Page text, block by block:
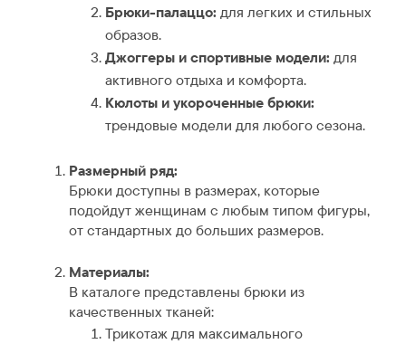
Брюки-палаццо: для легких и стильных
образов.
Джоггеры и спортивные модели: для
активного отдыха и комфорта.
Кюлоты и укороченные брюки:
трендовые модели для любого сезона.
Размерный ряд:
Брюки доступны в размерах, которые
подойдут женщинам с любым типом фигуры,
от стандартных до больших размеров.
Материалы:
В каталоге представлены брюки из
качественных тканей:
Трикотаж для максимального